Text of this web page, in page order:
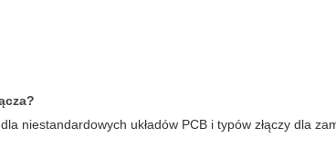
niestandardowych układów PCB i typów złączy dla